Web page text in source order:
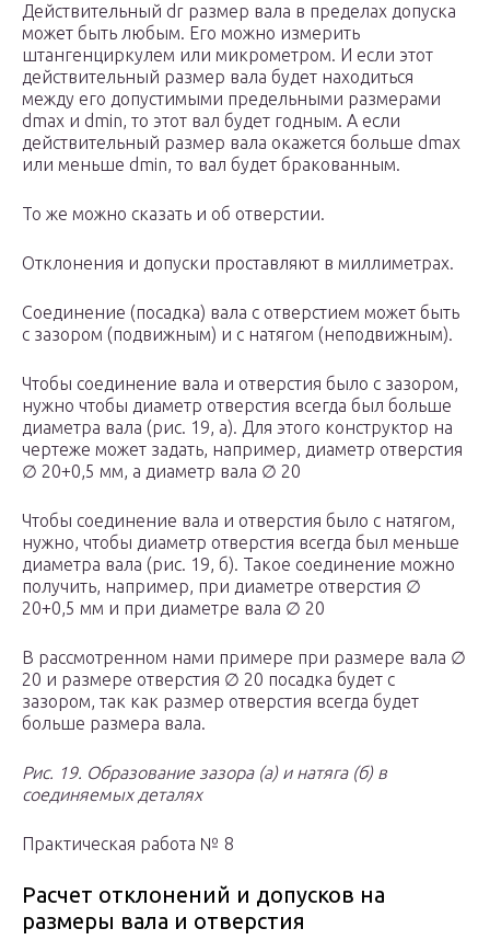
Действительный dr размер вала в пределах допуска
может быть любым. Его можно измерить
штангенциркулем или микрометром. И если этот
действительный размер вала будет находиться
между его допустимыми предельными размерами
dmax и dmin, то этот вал будет годным. А если
действительный размер вала окажется больше dmax
или меньше dmin, то вал будет бракованным.
То же можно сказать и об отверстии.
Отклонения и допуски проставляют в миллиметрах.
Соединение (посадка) вала с отверстием может быть
с зазором (подвижным) и с натягом (неподвижным).
Чтобы соединение вала и отверстия было с зазором,
нужно чтобы диаметр отверстия всегда был больше
диаметра вала (рис. 19, а). Для этого конструктор на
чертеже может задать, например, диаметр отверстия
∅ 20+0,5 мм, а диаметр вала ∅ 20
Чтобы соединение вала и отверстия было с натягом,
нужно, чтобы диаметр отверстия всегда был меньше
диаметра вала (рис. 19, б). Такое соединение можно
получить, например, при диаметре отверстия ∅
20+0,5 мм и при диаметре вала ∅ 20
В рассмотренном нами примере при размере вала ∅
20 и размере отверстия ∅ 20 посадка будет с
зазором, так как размер отверстия всегда будет
больше размера вала.
Рис. 19. Образование зазора (а) и натяга (б) в
соединяемых деталях
Практическая работа № 8
Расчет отклонений и допусков на
размеры вала и отверстия